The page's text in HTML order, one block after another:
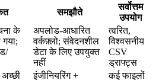
समझौते
सर्वोत्तम
उपयोग
के
गया;
अपलोड-आधारित
वर्कफ़्लो; संवेदनशील
डेटा के लिए उपयुक्त
नहीं
त्वरित,
विश्वसनीय
CSV
ड्राफ्ट्स
इंजीनियरिंग +
कई फाइलों